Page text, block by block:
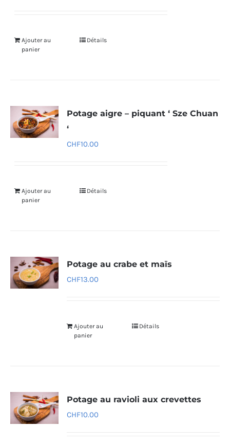
Ajouter au
panier
Détails
Potage aigre – piquant ‘ Sze Chuan
‘
CHF10.00
Ajouter au
panier
Détails
Potage au crabe et maïs
CHF13.00
Ajouter au
panier
Détails
Potage au ravioli aux crevettes
CHF10.00